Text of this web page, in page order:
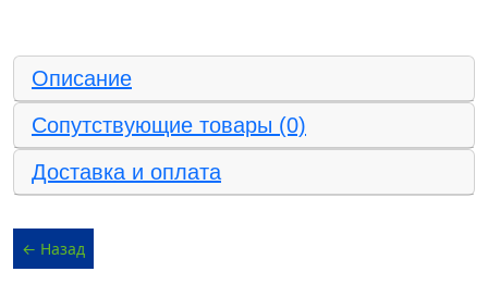
Описание
Сопутствующие товары (0)
Доставка и оплата